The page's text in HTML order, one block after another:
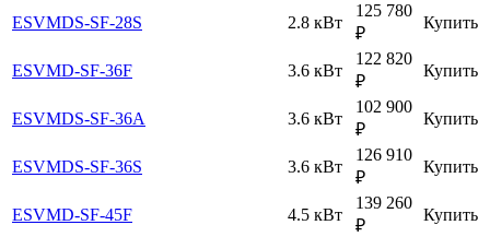
ESVMDS-SF-28S 2.8 кВт
125 780
₽
Купить
ESVMD-SF-36F 3.6 кВт
122 820
₽
Купить
ESVMDS-SF-36A 3.6 кВт
102 900
₽
Купить
ESVMDS-SF-36S 3.6 кВт
126 910
₽
Купить
ESVMD-SF-45F 4.5 кВт
139 260
₽
Купить